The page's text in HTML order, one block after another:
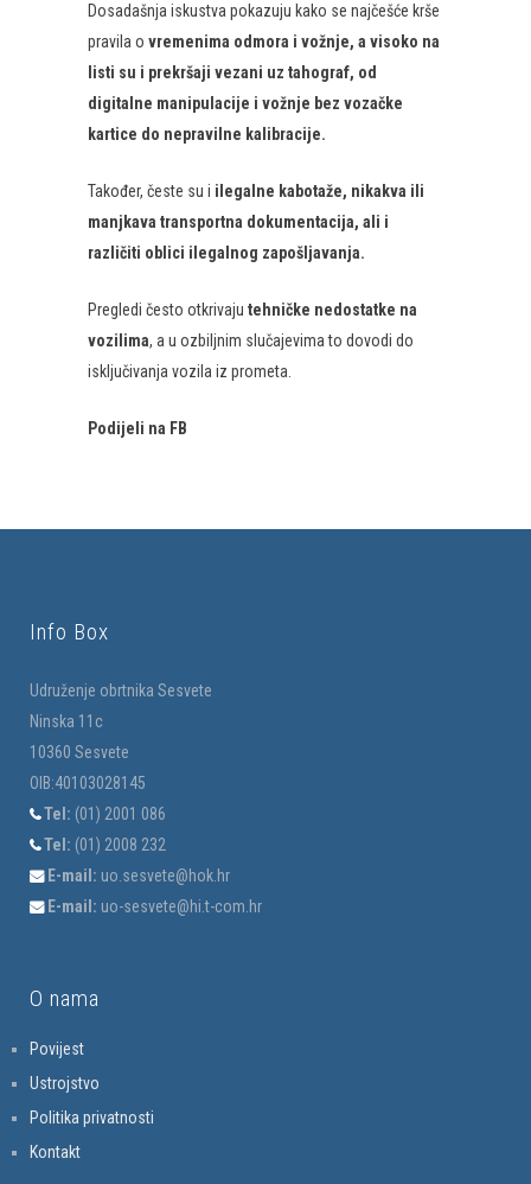
Dosadašnja iskustva pokazuju kako se najčešće krše
pravila o vremenima odmora i vožnje, a visoko na
listi su i prekršaji vezani uz tahograf, od
digitalne manipulacije i vožnje bez vozačke
kartice do nepravilne kalibracije.
Također, česte su i ilegalne kabotaže, nikakva ili
manjkava transportna dokumentacija, ali i
različiti oblici ilegalnog zapošljavanja.
Pregledi često otkrivaju tehničke nedostatke na
vozilima, a u ozbiljnim slučajevima to dovodi do
isključivanja vozila iz prometa.
Podijeli na FB
Info Box
Udruženje obrtnika Sesvete
Ninska 11c
10360 Sesvete
OIB:40103028145
Tel: (01) 2001 086
Tel: (01) 2008 232
E-mail: uo.sesvete@hok.hr
E-mail: uo-sesvete@hi.t-com.hr
O nama
Povijest
Ustrojstvo
Politika privatnosti
Kontakt